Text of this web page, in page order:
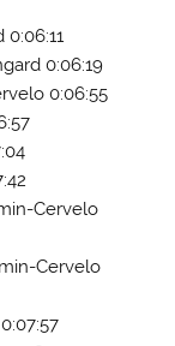
0:06:11
0:06:19
0:06:55
Cervelo
Cervelo